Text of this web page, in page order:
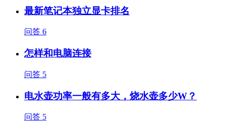
最新笔记本独立显卡排名
问答 6
怎样和电脑连接
问答 5
电水壶功率一般有多大，烧水壶多少W？
问答 5